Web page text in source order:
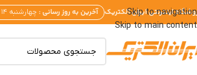
Skip to navigation
Skip to main content
اینترنتی ایران الکتریک آخرین به روز رسانی : چهارشنبه ۱۴ مرداد ۱۴۰۵